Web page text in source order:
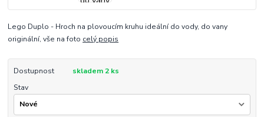
Lego Duplo - Hroch na plovoucím kruhu ideální do vody, do vany
originální, vše na foto celý popis
Dostupnost
skladem 2 ks
Stav